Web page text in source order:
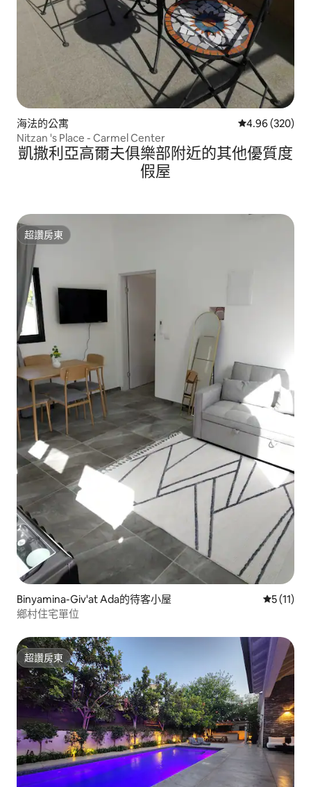
海法的公寓 從 320 則評價
4.96 (320)
Nitzan 's Place - Carmel Center
凱撒利亞高爾夫俱樂部附近的其他優質度
假屋
超讚房東
超讚房東
Binyamina-Giv'at Ada的待客小屋 從 11 則
5 (11)
鄉村住宅單位
超讚房東
超讚房東